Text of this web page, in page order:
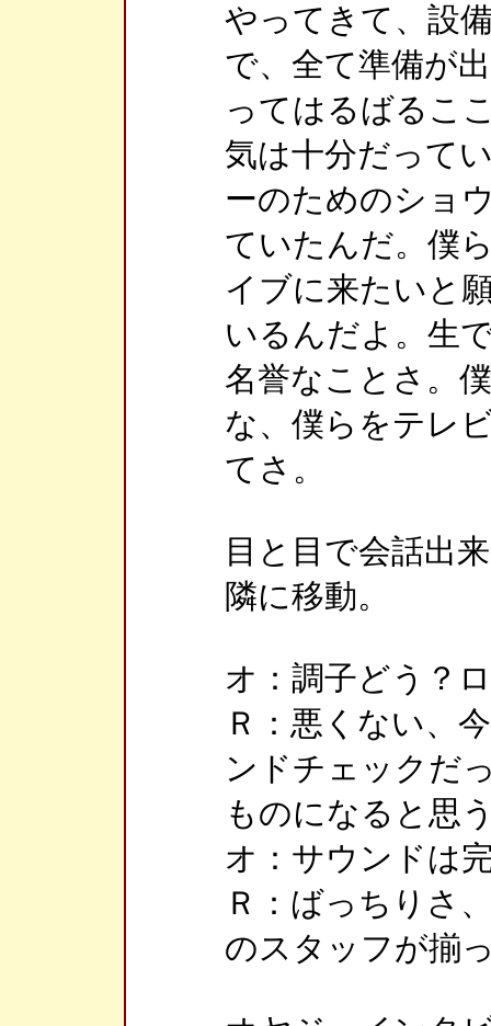
やってきて、設
で、全て準備が
ってはるばるこ
気は十分だって
ーのためのショ
ていたんだ。僕
イブに来たいと
いるんだよ。生
名誉なことさ。
な、僕らをテレ
てさ。
目と目で会話出
隣に移動。
オ：調子どう？
Ｒ：悪くない、
ンドチェックだ
ものになると思
オ：サウンドは
Ｒ：ばっちりさ
のスタッフが揃